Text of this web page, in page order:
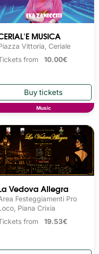
MUSICA
Vittoria, Ceriale
from 10.00€
Music
Vedova Allegra
Festeggiamenti Pro
Piana Crixia
from 19.53€